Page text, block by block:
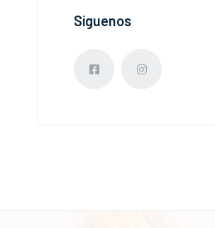
Síguenos